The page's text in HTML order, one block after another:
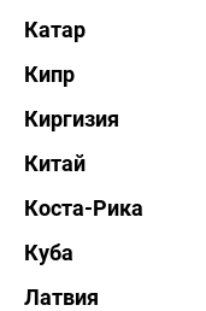
Катар
Кипр
Киргизия
Китай
Коста-Рика
Куба
Латвия